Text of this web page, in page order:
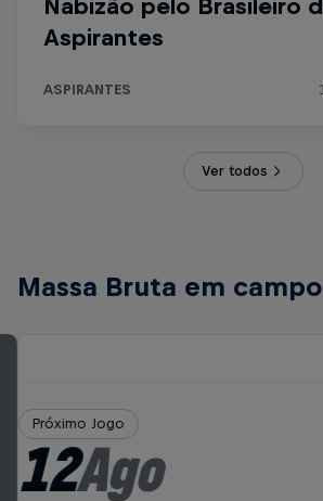
Ver todos
Massa Bruta em campo
Próximo Jogo
12Ago